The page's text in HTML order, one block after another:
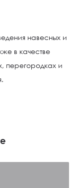
навесных и
в качестве
перегородках и